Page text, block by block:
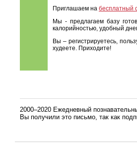
Приглашаем на бесплатный
Мы - предлагаем базу
калорийностью, удобный
Вы – регистрируетесь,
худеете. Приходите!
2000–2020 Ежедневный
Вы получили это письмо, так как